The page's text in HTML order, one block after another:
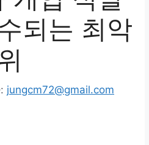
되는 최악
jungcm72@gmail.com